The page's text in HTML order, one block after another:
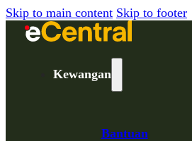
Skip to main content Skip to footer
Kewangan
Bantuan